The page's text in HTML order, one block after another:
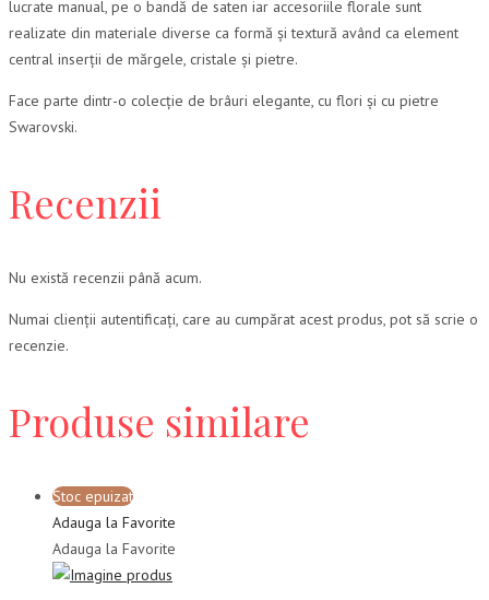
lucrate manual, pe o bandă de saten iar accesoriile florale sunt
realizate din materiale diverse ca formă și textură având ca element
central inserții de mărgele, cristale și pietre.
Face parte dintr-o colecție de brâuri elegante, cu flori și cu pietre
Swarovski.
Recenzii
Nu există recenzii până acum.
Numai clienții autentificați, care au cumpărat acest produs, pot să scrie o
recenzie.
Produse similare
Stoc epuizat
Adauga la Favorite
Adauga la Favorite